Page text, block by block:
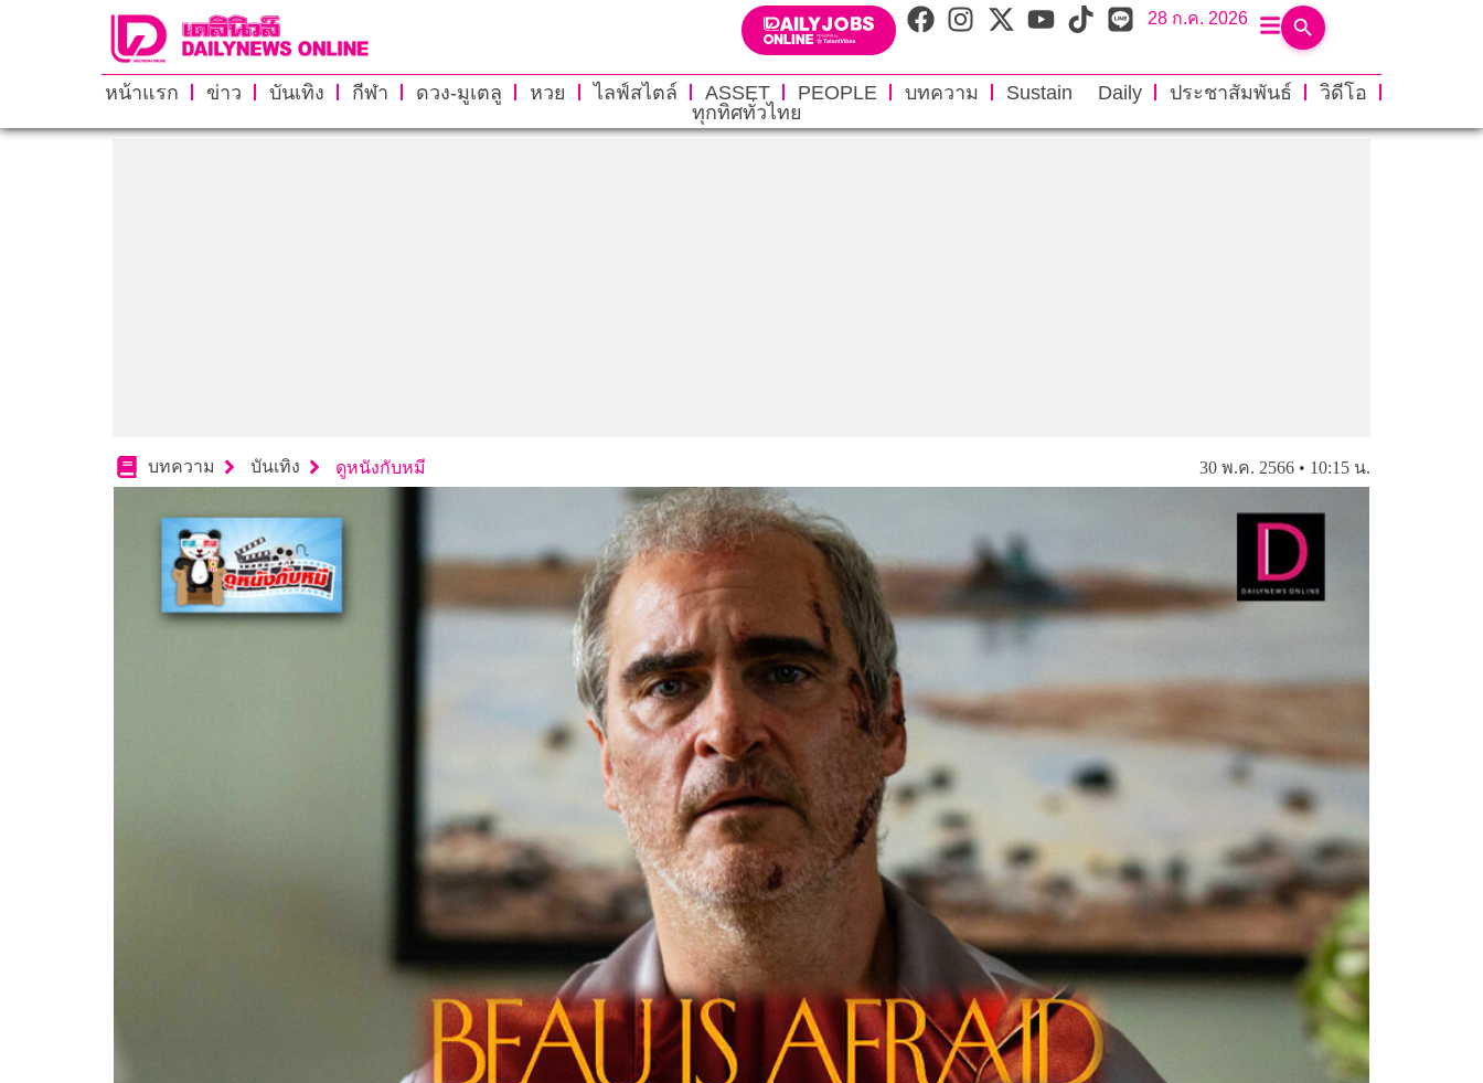
28 ก.ค. 2026
หน้าแรก ข่าว บันเทิง กีฬา ดวง-มูเตลู หวย ไลฟ์สไตล์ ASSET PEOPLE บทความ Sustain Daily ประชาสัมพันธ์
วิดีโอ
ทุกทิศทั่วไทย
บทความ บันเทิง ดูหนังกับหมี 30 พ.ค. 2566 • 10:15 น.